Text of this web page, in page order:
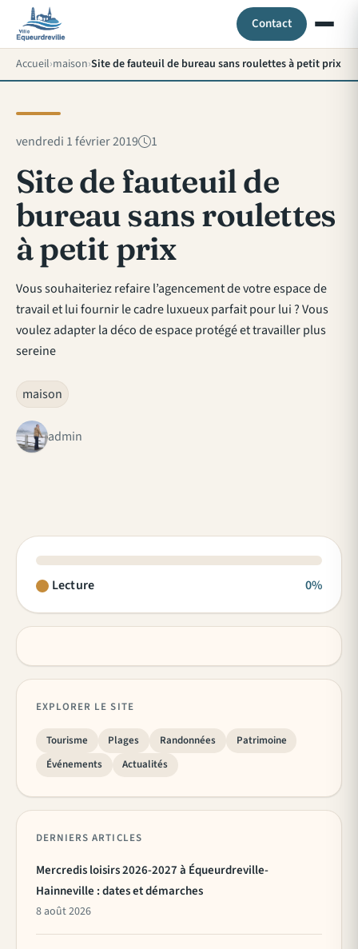
Contact
Accueil maison Site de fauteuil de bureau sans roulettes à petit prix
vendredi 1 février 2019 1
Site de fauteuil de
bureau sans roulettes
à petit prix
Vous souhaiteriez refaire l’agencement de votre espace de
travail et lui fournir le cadre luxueux parfait pour lui ? Vous
voulez adapter la déco de espace protégé et travailler plus
sereine
maison
admin
Lecture 0%
EXPLORER LE SITE
Tourisme Plages Randonnées
Patrimoine
Événements
Actualités
DERNIERS ARTICLES
Mercredis loisirs 2026-2027 à Équeurdreville-
Hainneville : dates et démarches
8 août 2026